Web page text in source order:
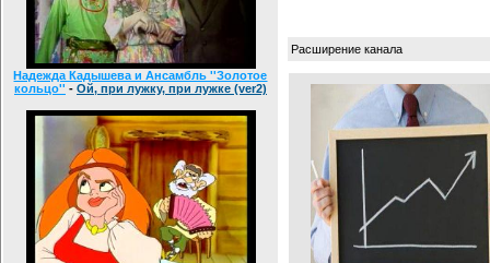
Надежда Кадышева и Ансамбль ''Золотое
кольцо'' - Ой, при лужку, при лужке (ver2)
Расширение канала